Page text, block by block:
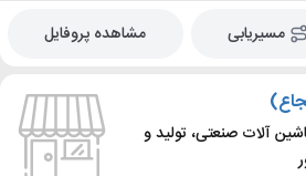
مسیریابی مشاهده پروفایل
آلات صنعتی، تولید و